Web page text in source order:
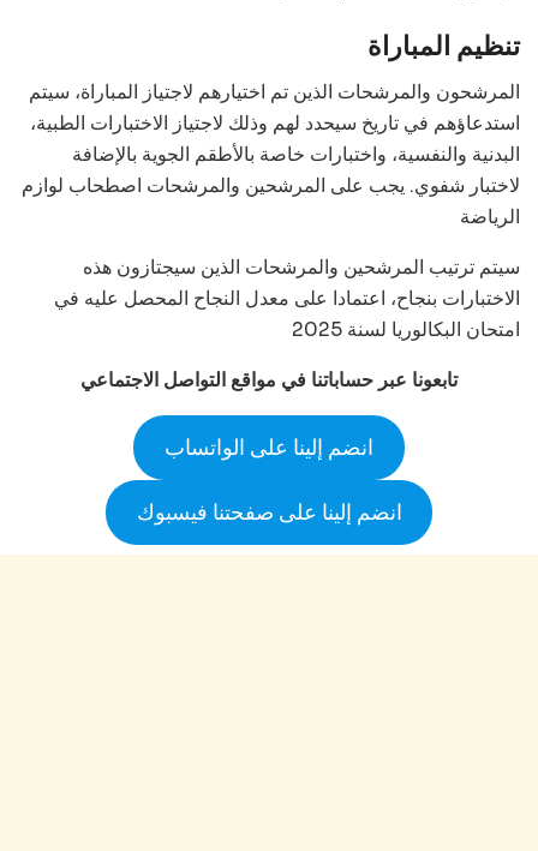
تنظيم المباراة
المرشحون والمرشحات الذين تم اختيارهم لاجتياز المباراة، سيتم
استدعاؤهم في تاريخ سيحدد لهم وذلك لاجتياز الاختبارات الطبية،
البدنية والنفسية، واختبارات خاصة بالأطقم الجوية بالإضافة
لاختبار شفوي. يجب على المرشحين والمرشحات اصطحاب لوازم
الرياضة
سيتم ترتيب المرشحين والمرشحات الذين سيجتازون هذه
الاختبارات بنجاح، اعتمادا على معدل النجاح المحصل عليه في
امتحان البكالوريا لسنة 2025
تابعونا عبر حساباتنا في مواقع التواصل الاجتماعي
انضم إلينا على الواتساب
انضم إلينا على صفحتنا فيسبوك